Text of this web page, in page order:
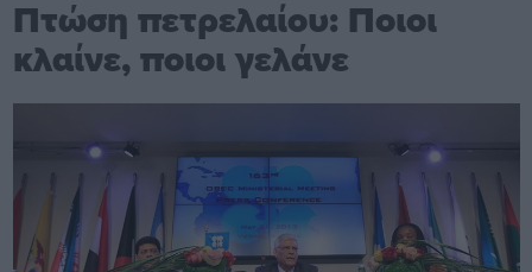
Πτώση πετρελαίου: Ποιοι
κλαίνε, ποιοι γελάνε